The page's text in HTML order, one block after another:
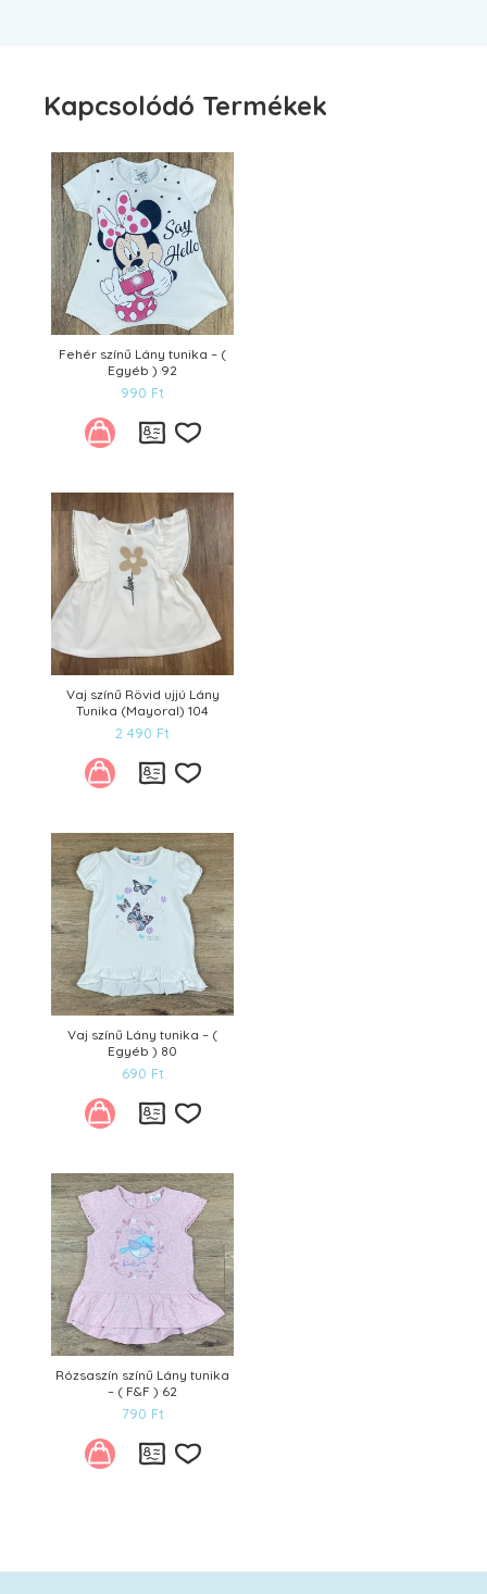
Kapcsolódó Termékek
Fehér színű Lány tunika – (
Egyéb ) 92
990 Ft
Kívánságlistára
Vaj színű Rövid ujjú Lány
Tunika (Mayoral) 104
2 490 Ft
Kívánságlistára
Vaj színű Lány tunika – (
Egyéb ) 80
690 Ft
Kívánságlistára
Rózsaszín színű Lány tunika
– ( F&F ) 62
790 Ft